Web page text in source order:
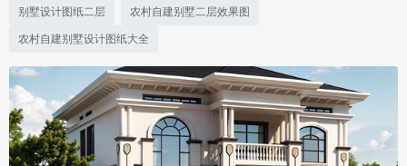
别墅设计图纸二层 农村自建别墅二层效果图
农村自建别墅设计图纸大全